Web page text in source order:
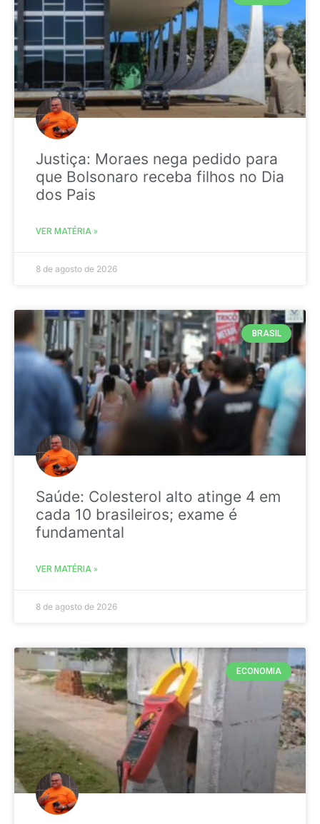
Justiça: Moraes nega pedido para
que Bolsonaro receba filhos no Dia
dos Pais
VER MATÉRIA »
8 de agosto de 2026
BRASIL
Saúde: Colesterol alto atinge 4 em
cada 10 brasileiros; exame é
fundamental
VER MATÉRIA »
8 de agosto de 2026
ECONOMIA